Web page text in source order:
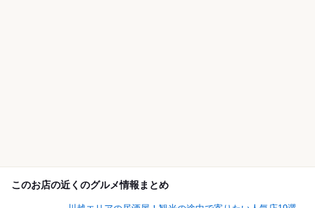
このお店の近くのグルメ情報まとめ